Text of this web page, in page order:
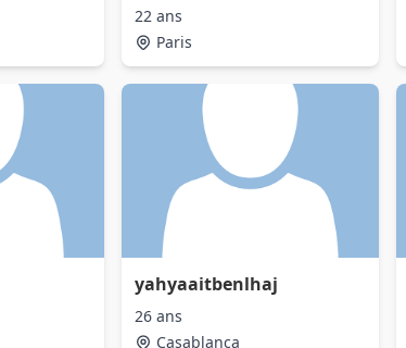
22 ans
Paris
yahyaaitbenlhaj
26 ans
Casablanca